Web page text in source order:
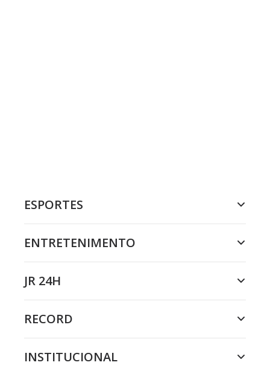
ESPORTES
ENTRETENIMENTO
JR 24H
RECORD
INSTITUCIONAL